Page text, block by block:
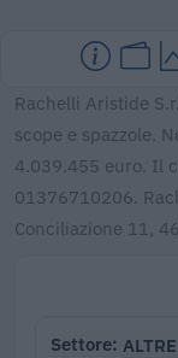
Rachelli Aristide
scope e spazzole.
4.039.455 euro. Il
01376710206.
Conciliazione 11,
Settore